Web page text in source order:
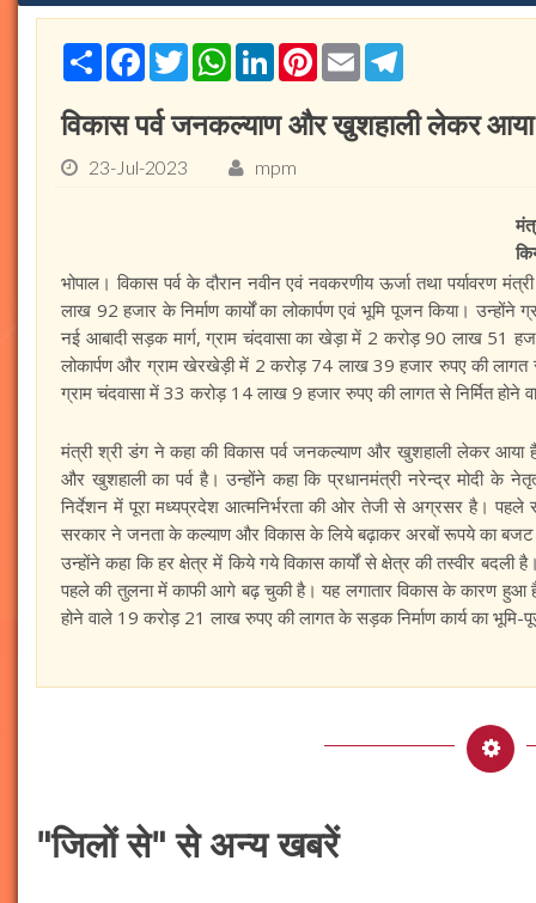
ShareFacebook
TwitterWhatsApp
LinkedInPinterest
Email
विकास पर्व जनकल्याण और खुशहाली लेकर
23-Jul-2023 mpm
भोपाल। विकास पर्व के दौरान नवीन एवं नवकरणीय ऊर्जा तथा पर्यावरण
लाख 92 हजार के निर्माण कार्यों का लोकार्पण एवं भूमि पूजन किया।
नई आबादी सड़क मार्ग, ग्राम चंदवासा का खेड़ा में 2 करोड़ 90 लाख 51
लोकार्पण और ग्राम खेरखेड़ी में 2 करोड़ 74 लाख 39 हजार रुपए की लागत
ग्राम चंदवासा में 33 करोड़ 14 लाख 9 हजार रुपए की लागत से निर्मित होने
मंत्री श्री डंग ने कहा की विकास पर्व जनकल्याण और खुशहाली लेकर
और खुशहाली का पर्व है। उन्होंने कहा कि प्रधानमंत्री नरेन्द्र मोदी के
निर्देशन में पूरा मध्यप्रदेश आत्मनिर्भरता की ओर तेजी से अग्रसर है।
सरकार ने जनता के कल्याण और विकास के लिये बढ़ाकर अरबों रूपये का बजट
उन्होंने कहा कि हर क्षेत्र में किये गये विकास कार्यों से क्षेत्र की तस्वीर
पहले की तुलना में काफी आगे बढ़ चुकी है। यह लगातार विकास के कारण हुआ
होने वाले 19 करोड़ 21 लाख रुपए की लागत के सड़क निर्माण कार्य का भूमि-
"जिलों से" से अन्य खबरें